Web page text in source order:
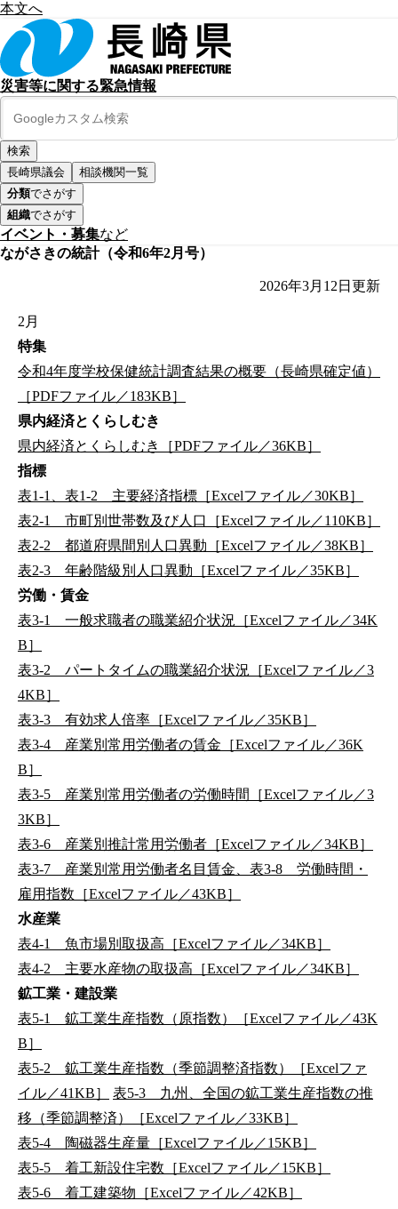
本文へ
災害等に関する緊急情報
長崎県議会
相談機関一覧
分類でさがす
組織でさがす
イベント・募集など
ながさきの統計（令和6年2月号）
2026年3月12日 更新
2月
特集
令和4年度学校保健統計調査結果の概要（長崎県確定値）
［PDFファイル／183KB］
県内経済とくらしむき
県内経済とくらしむき［PDFファイル／36KB］
指標
表1-1、表1-2 主要経済指標［Excelファイル／30KB］
表2-1 市町別世帯数及び人口［Excelファイル／110KB］
表2-2 都道府県間別人口異動［Excelファイル／38KB］
表2-3 年齢階級別人口異動［Excelファイル／35KB］
労働・賃金
表3-1 一般求職者の職業紹介状況［Excelファイル／34K
B］
表3-2 パートタイムの職業紹介状況［Excelファイル／3
4KB］
表3-3 有効求人倍率［Excelファイル／35KB］
表3-4 産業別常用労働者の賃金［Excelファイル／36K
B］
表3-5 産業別常用労働者の労働時間［Excelファイル／3
3KB］
表3-6 産業別推計常用労働者［Excelファイル／34KB］
表3-7 産業別常用労働者名目賃金、表3-8 労働時間・
雇用指数［Excelファイル／43KB］
水産業
表4-1 魚市場別取扱高［Excelファイル／34KB］
表4-2 主要水産物の取扱高［Excelファイル／34KB］
鉱工業・建設業
表5-1 鉱工業生産指数（原指数）［Excelファイル／43K
B］
表5-2 鉱工業生産指数（季節調整済指数）［Excelファ
イル／41KB］
表5-3 九州、全国の鉱工業生産指数の推
移（季節調整済）［Excelファイル／33KB］
表5-4 陶磁器生産量［Excelファイル／15KB］
表5-5 着工新設住宅数［Excelファイル／15KB］
表5-6 着工建築物［Excelファイル／42KB］